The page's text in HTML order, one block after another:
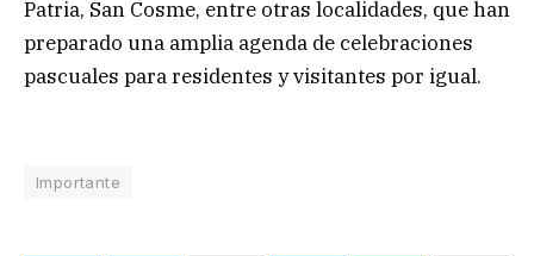
Patria, San Cosme, entre otras localidades, que han
preparado una amplia agenda de celebraciones
pascuales para residentes y visitantes por igual.
Importante